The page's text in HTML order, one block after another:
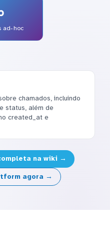
ad-hoc
chamados, incluindo
status, além de
created_at e
na wiki →
agora →